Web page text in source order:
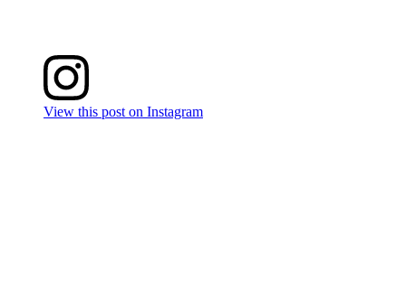
View this post on Instagram